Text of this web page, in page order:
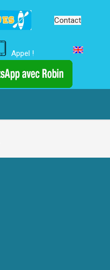
Contact
Appel !